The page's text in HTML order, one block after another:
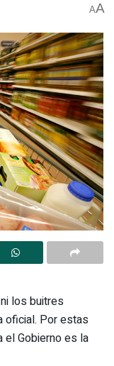
AA
los buitres
oficial. Por estas
el Gobierno es la